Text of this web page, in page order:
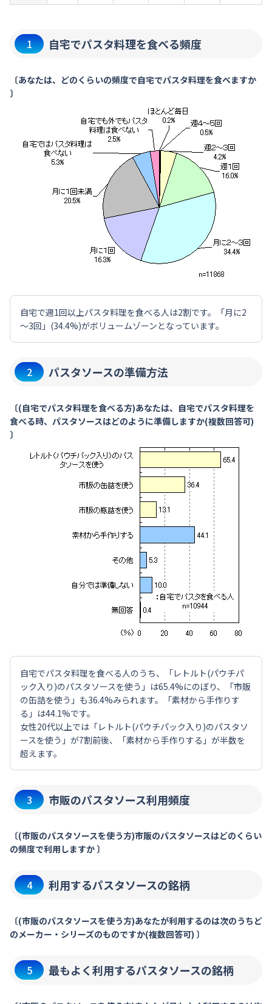
1 自宅でパスタ料理を食べる頻度
〔あなたは、どのくらいの頻度で自宅でパスタ料理を食べますか
〕
自宅で週1回以上パスタ料理を食べる人は2割です。「月に2
～3回」(34.4%)がボリュームゾーンとなっています。
2 パスタソースの準備方法
〔(自宅でパスタ料理を食べる方)あなたは、自宅でパスタ料理を
食べる時、パスタソースはどのように準備しますか(複数回答可)
〕
自宅でパスタ料理を食べる人のうち、「レトルト(パウチパ
ック入り)のパスタソースを使う」は65.4%にのぼり、「市販
の缶詰を使う」も36.4%みられます。「素材から手作りす
る」は44.1%です。
女性20代以上では「レトルト(パウチパック入り)のパスタソ
ースを使う」が7割前後、「素材から手作りする」が半数を
超えます。
3 市販のパスタソース利用頻度
〔(市販のパスタソースを使う方)市販のパスタソースはどのくらい
の頻度で利用しますか 〕
4 利用するパスタソースの銘柄
〔(市販のパスタソースを使う方)あなたが利用するのは次のうちど
のメーカー・シリーズのものですか(複数回答可) 〕
5 最もよく利用するパスタソースの銘柄